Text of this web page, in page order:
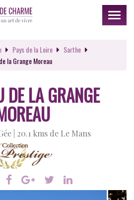
Toggle
Pays de la Loire
Sarthe
la Grange Moreau
DE LA GRANGE
| 20.1 kms de Le Mans